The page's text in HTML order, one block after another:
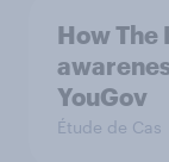
How The
YouGov
Étude de Cas